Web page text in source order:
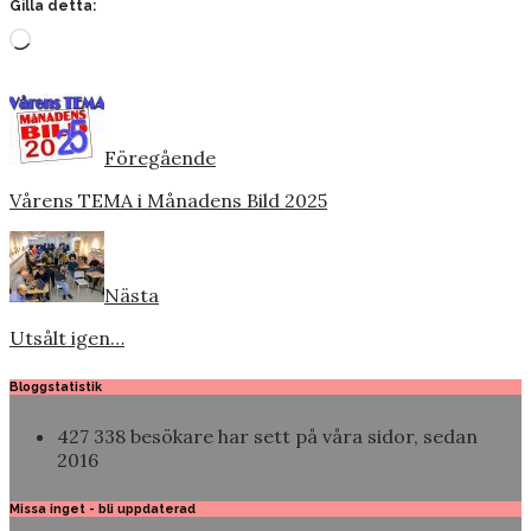
Gilla detta:
Laddar
Föregående
Vårens TEMA i Månadens Bild 2025
Nästa
Utsålt igen…
Bloggstatistik
427 338 besökare har sett på våra sidor, sedan
2016
Missa inget - bli uppdaterad